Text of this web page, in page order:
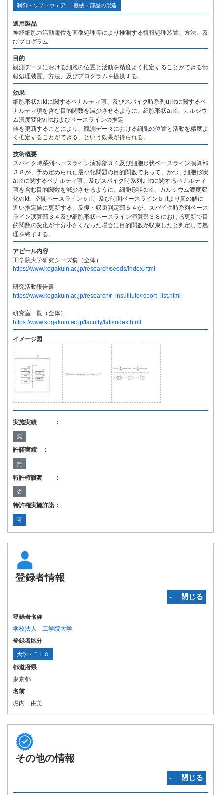
制御・ソフトウェア 機械・部品の製造
適用製品
神経細胞の活動電位を画像処理等により推測する情報処理装置、方法、及
びプログラム
目的
観測データにおける細胞の位置と活動を精度よく推定することができる情
報処理装置、方法、及びプログラムを提供する。
効果
細胞形状a↓klに関するペナルティ項、及びスパイク時系列u↓ktに関するペ
ナルティ項を含む目的関数を減少させるように、細胞形状a↓kl、カルシウ
ム濃度変化v↓ktおよびベースラインの推定
値を更新することにより、観測データにおける細胞の位置と活動を精度よ
く推定することができる、という効果が得られる。
技術概要
スパイク時系列ベースライン演算部３４及び細胞形状ベースライン演算部
３８が、予め定められた最小化問題の目的関数であって、かつ、細胞形状
a↓klに関するペナルティ項、及びスパイク時系列u↓ktに関するペナルティ
項を含む目的関数を減少させるように、細胞形状a↓kl、カルシウム濃度変
化v↓kt、空間ベースラインｂ↓l、及び時間ベースラインｂ↓tより真の解に
近い推定値に更新する。反復・収束判定部５４が、スパイク時系列ベース
ライン演算部３４及び細胞形状ベースライン演算部３８における更新で目
的関数の変化が十分小さくなった場合に目的関数が収束したと判定して処
理を終了する。
アピール内容
工学院大学研究シーズ集（全体）
https://www.kogakuin.ac.jp/research/seeds/index.html
研究活動報告書
https://www.kogakuin.ac.jp/research/r_insutitute/report_list.html
研究室一覧（全体）
https://www.kogakuin.ac.jp/faculty/lab/index.html
イメージ図
実施実績 ：
無
許諾実績 ：
無
特許権譲渡 ：
否
特許権実施許諾：
可
登録者情報
‐ 閉じる
登録者名称
学校法人 工学院大学
登録者区分
大学・ＴＬＯ
都道府県
東京都
名前
堀内 由美
その他の情報
‐ 閉じる